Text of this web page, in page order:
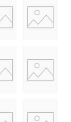
små eller